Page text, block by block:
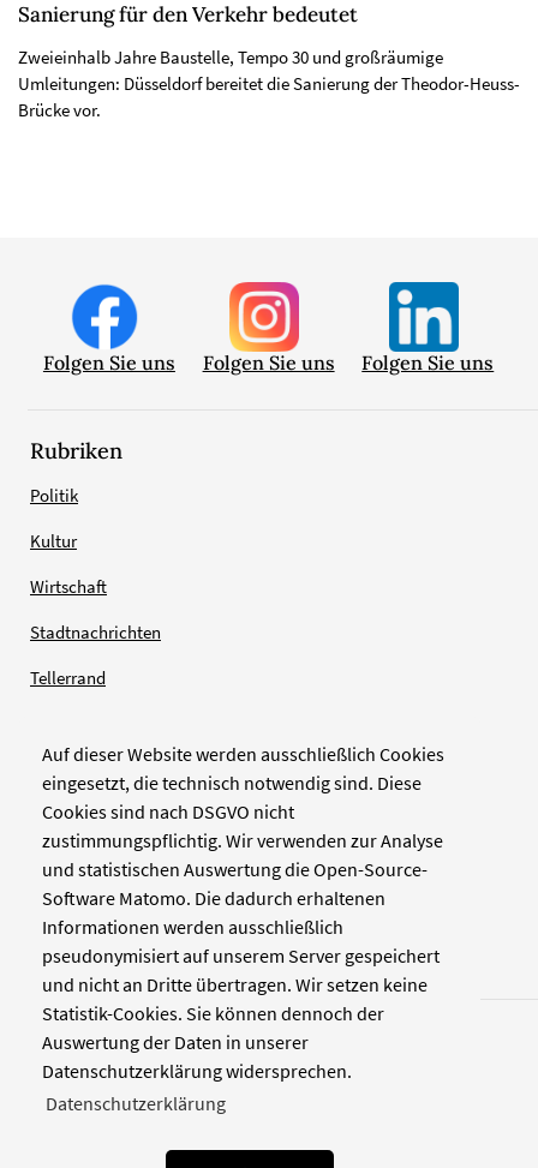
Auf dieser Website werden ausschließlich Cookies
eingesetzt, die technisch notwendig sind. Diese
Cookies sind nach DSGVO nicht
zustimmungspflichtig. Wir verwenden zur Analyse
und statistischen Auswertung die Open-Source-
Software Matomo. Die dadurch erhaltenen
Informationen werden ausschließlich
pseudonymisiert auf unserem Server gespeichert
und nicht an Dritte übertragen. Wir setzen keine
Statistik-Cookies. Sie können dennoch der
Auswertung der Daten in unserer
Datenschutzerklärung widersprechen.
Datenschutzerklärung
Sanierung für den Verkehr bedeutet
Zweieinhalb Jahre Baustelle, Tempo 30 und großräumige
Umleitungen: Düsseldorf bereitet die Sanierung der Theodor-Heuss-
Brücke vor.
Folgen Sie uns Folgen Sie uns Folgen Sie uns
Rubriken
Politik
Kultur
Wirtschaft
Stadtnachrichten
Tellerrand
Verlag
Pinienstraße 2
40233 Düsseldorf
www.zellwerk.com
Kontakt Datenschutz